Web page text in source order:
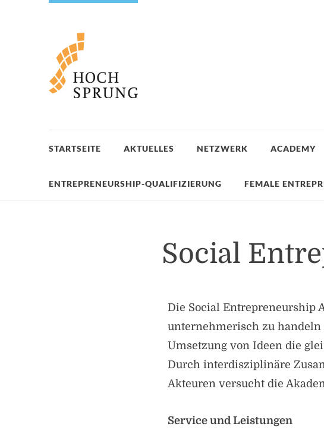
STARTSEITE AKTUELLES NETZWERK ACADEMY
ENTREPRENEURSHIP-QUALIFIZIERUNG FEMALE
Social
Die Social Entrepreneurship
unternehmerisch zu handeln
Umsetzung von Ideen die
Durch interdisziplinäre
Akteuren versucht die
Service und Leistungen